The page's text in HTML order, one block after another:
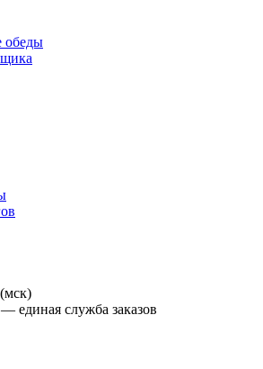
обеды
единая служба заказов